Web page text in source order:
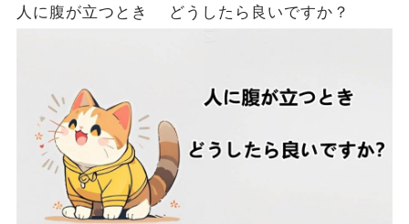
人に腹が立つとき どうしたら良いですか？